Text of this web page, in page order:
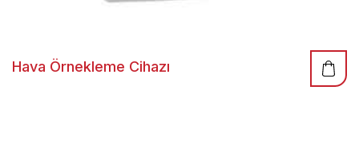
Hava Örnekleme Cihazı